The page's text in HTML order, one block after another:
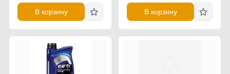
В корзину В корзину